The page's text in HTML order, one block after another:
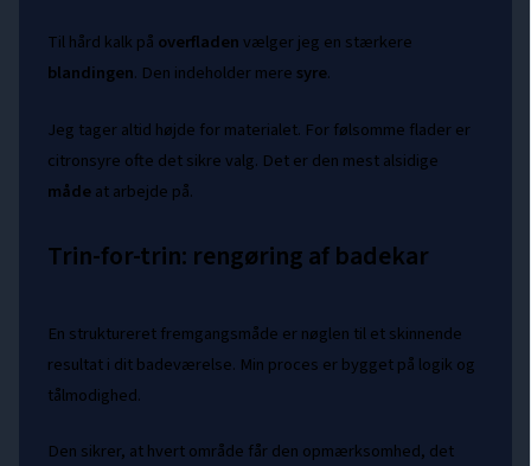
Til hård kalk på overfladenvælger jeg en stærkere
blandingen. Den indeholder mere syre.
Jeg tager altid højde for materialet. For følsomme flader er
citronsyre ofte det sikre valg. Det er den mest alsidige
mådeat arbejde på.
Trin-for-trin: rengøring af badekar
En struktureret fremgangsmåde er nøglen til et skinnende
resultat i dit badeværelse. Min proces er bygget på logik og
tålmodighed.
Den sikrer, at hvert område får den opmærksomhed, det